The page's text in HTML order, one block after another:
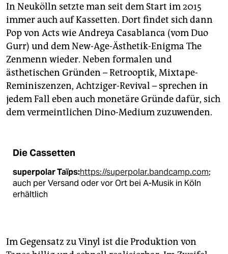
In Neukölln setzte man seit dem Start im 2015
immer auch auf Kassetten. Dort findet sich dann
Pop von Acts wie Andreya Casablanca (vom Duo
Gurr) und dem New-Age-Ästhetik-Enigma The
Zenmenn wieder. Neben formalen und
ästhetischen Gründen – Retro­optik, Mixtape-
Reminiszenzen, Achtziger-Revival – sprechen in
jedem Fall eben auch monetäre Gründe dafür, sich
dem vermeintlichen Dino-Medium zuzuwenden.
Die Cassetten
superpolar Taïps:https://superpolar.bandcamp.com;
auch per Versand oder vor Ort bei A-Musik in Köln
erhältlich
Im Gegensatz zu Vinyl ist die Produktion von